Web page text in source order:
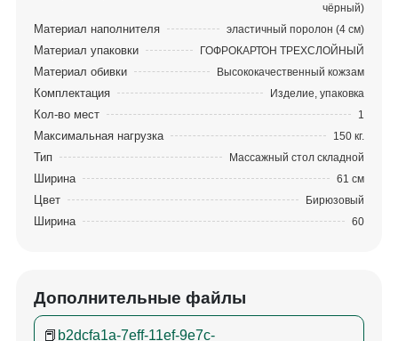
чёрный)
Материал наполнителя эластичный поролон (4 см)
Материал упаковки ГОФРОКАРТОН ТРЕХСЛОЙНЫЙ
Материал обивки Высококачественный кожзам
Комплектация Изделие, упаковка
Кол-во мест 1
Максимальная нагрузка 150 кг.
Тип Массажный стол складной
Ширина 61 см
Цвет Бирюзовый
Ширина 60
Дополнительные файлы
📕 b2dcfa1a-7eff-11ef-9e7c-